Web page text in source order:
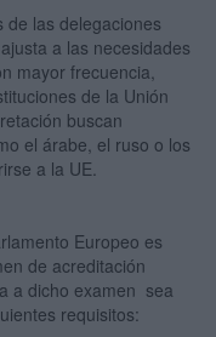
de las delegaciones
a las necesidades
mayor frecuencia,
de la Unión
buscan
el árabe, el ruso o los
a la UE.
Europeo es
de acreditación
a dicho examen sea
requisitos: